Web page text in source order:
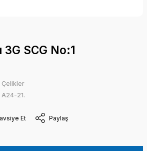
3G SCG No:1
Çelikler
A24-21.
Et Paylaş